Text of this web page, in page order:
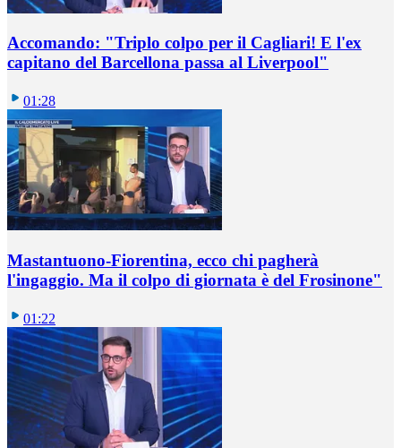
Accomando: "Triplo colpo per il Cagliari! E l'ex
capitano del Barcellona passa al Liverpool"
01:28
Mastantuono-Fiorentina, ecco chi pagherà
l'ingaggio. Ma il colpo di giornata è del Frosinone"
01:22